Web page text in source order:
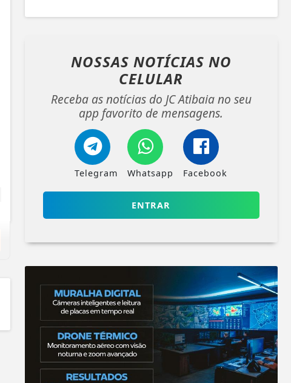
NOSSAS NOTÍCIAS NO
CELULAR
Receba as notícias do JC Atibaia no seu
app favorito de mensagens.
Telegram Whatsapp Facebook
ENTRAR